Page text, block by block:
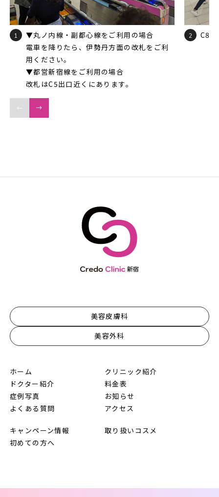
1
▼丸ノ内線・副都心線をご利用の場合
電車を降りたら、伊勢丹方面の改札をご利
用ください。
▼都営新宿線をご利用の場合
改札はC5出口近くにあります。
2 C8
美容皮膚科
美容外科
ホーム
クリニック紹介
ドクター紹介
料金表
症例写真
お知らせ
よくある質問
アクセス
キャンペーン情報
取り扱いコスメ
初めての方へ